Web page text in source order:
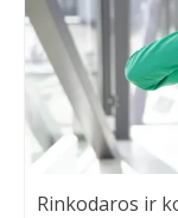
Rinkodaros ir